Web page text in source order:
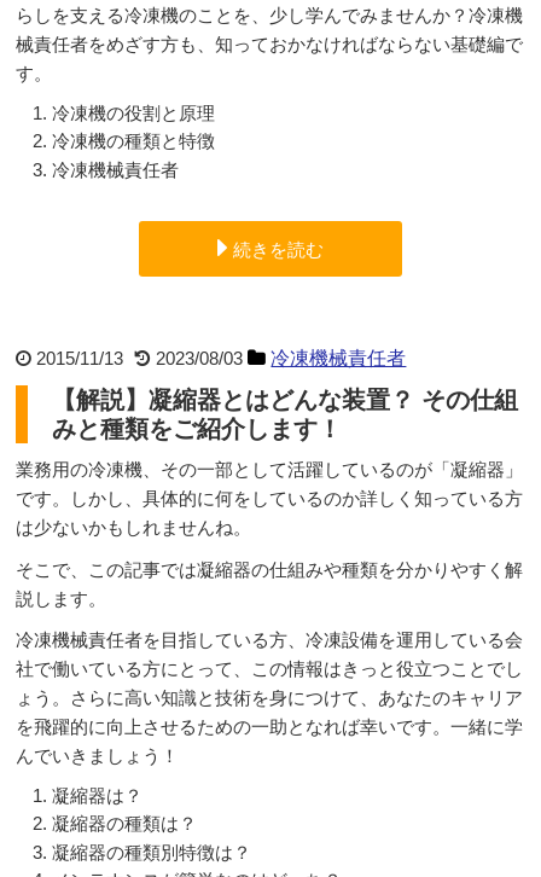
らしを支える冷凍機のことを、少し学んでみませんか？冷凍機
械責任者をめざす方も、知っておかなければならない基礎編で
す。
冷凍機の役割と原理
冷凍機の種類と特徴
冷凍機械責任者
続きを読む
2015/11/13 2023/08/03 冷凍機械責任者
【解説】凝縮器とはどんな装置？ その仕組
みと種類をご紹介します！
業務用の冷凍機、その一部として活躍しているのが「凝縮器」
です。しかし、具体的に何をしているのか詳しく知っている方
は少ないかもしれませんね。
そこで、この記事では凝縮器の仕組みや種類を分かりやすく解
説します。
冷凍機械責任者を目指している方、冷凍設備を運用している会
社で働いている方にとって、この情報はきっと役立つことでし
ょう。さらに高い知識と技術を身につけて、あなたのキャリア
を飛躍的に向上させるための一助となれば幸いです。一緒に学
んでいきましょう！
凝縮器は？
凝縮器の種類は？
凝縮器の種類別特徴は？